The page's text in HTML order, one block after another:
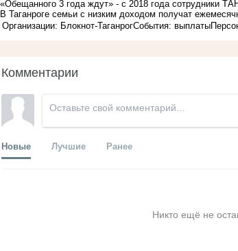
«Обещанного 3 года ждут» - с 2018 года сотрудники
В Таганроге семьи с низким доходом получат
Организации: Блокнот-ТаганрогСобытия: выплаты
Комментарии
Новые Лучшие Ранее
Никто ещё не